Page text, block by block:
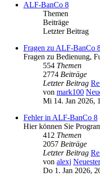
ALF-BanCo 8
Themen
Beiträge
Letzter Beitrag
Fragen zu ALF-BanCo
Fragen zu Bedienung,
554 Themen
2774 Beiträge
Letzter Beitrag
von mark100
Mi 14. Jan 2026,
Fehler in ALF-BanCo 8
Hier können Sie
412 Themen
2057 Beiträge
Letzter Beitrag
von alexj
Do 1. Jan 2026,